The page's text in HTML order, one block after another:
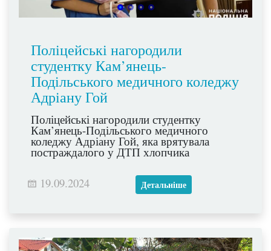
Поліцейські нагородили
студентку Кам’янець-
Подільського медичного коледжу
Адріану Гой
Поліцейські нагородили студентку
Кам’янець-Подільського медичного
коледжу Адріану Гой, яка врятувала
постраждалого у ДТП хлопчика
19.09.2024 Детальніше